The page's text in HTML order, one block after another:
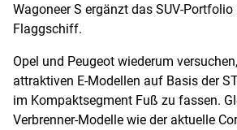
Wagoneer S ergänzt das SUV-
Flaggschiff.
Opel und Peugeot wiederum
attraktiven E-Modellen auf Basis der
im Kompaktsegment Fuß zu fassen.
Verbrenner-Modelle wie der aktuelle